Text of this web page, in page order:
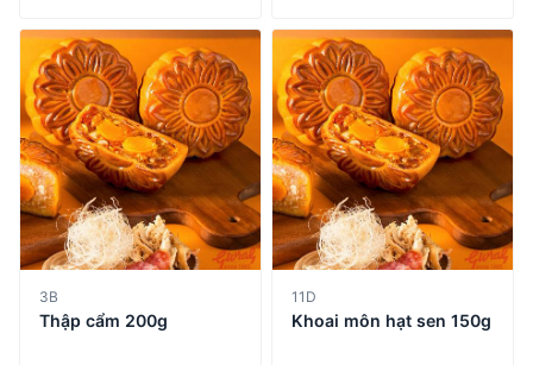
3B
Thập cẩm 200g
11D
Khoai môn hạt sen 150g